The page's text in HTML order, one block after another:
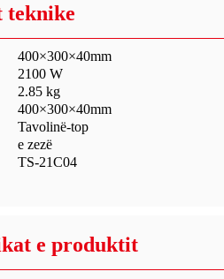
teknike
400×300×40mm
2100 W
2.85 kg
400×300×40mm
Tavolinë-top
e zezë
TS-21C04
e produktit